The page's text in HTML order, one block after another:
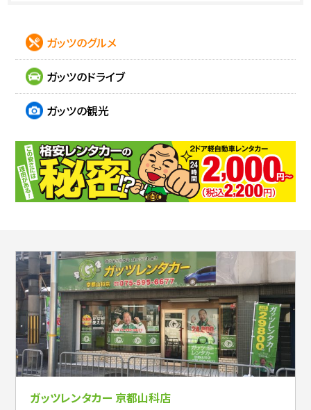
ガッツのグルメ
ガッツのドライブ
ガッツの観光
ガッツレンタカー 京都山科店